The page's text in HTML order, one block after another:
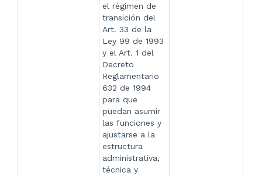
el régimen de
transición del
Art. 33 de la
Ley 99 de 1993
y el Art. 1 del
Decreto
Reglamentario
632 de 1994
para que
puedan asumir
las funciones y
ajustarse a la
estructura
administrativa,
técnica y